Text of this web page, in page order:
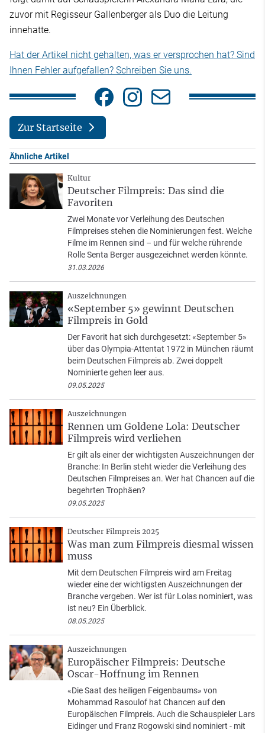
zuvor mit Regisseur Gallenberger als Duo die Leitung
innehatte.
Hat der Artikel nicht gehalten, was er versprochen hat? Sind
Ihnen Fehler aufgefallen? Schreiben Sie uns.
Zur Startseite
Ähnliche Artikel
Kultur
Deutscher Filmpreis: Das sind die
Favoriten
Zwei Monate vor Verleihung des Deutschen
Filmpreises stehen die Nominierungen fest. Welche
Filme im Rennen sind – und für welche rührende
Rolle Senta Berger ausgezeichnet werden könnte.
31.03.2026
Auszeichnungen
«September 5» gewinnt Deutschen
Filmpreis in Gold
Der Favorit hat sich durchgesetzt: «September 5»
über das Olympia-Attentat 1972 in München räumt
beim Deutschen Filmpreis ab. Zwei doppelt
Nominierte gehen leer aus.
09.05.2025
Auszeichnungen
Rennen um Goldene Lola: Deutscher
Filmpreis wird verliehen
Er gilt als einer der wichtigsten Auszeichnungen der
Branche: In Berlin steht wieder die Verleihung des
Deutschen Filmpreises an. Wer hat Chancen auf die
begehrten Trophäen?
09.05.2025
Deutscher Filmpreis 2025
Was man zum Filmpreis diesmal wissen
muss
Mit dem Deutschen Filmpreis wird am Freitag
wieder eine der wichtigsten Auszeichnungen der
Branche vergeben. Wer ist für Lolas nominiert, was
ist neu? Ein Überblick.
08.05.2025
Auszeichnungen
Europäischer Filmpreis: Deutsche
Oscar-Hoffnung im Rennen
«Die Saat des heiligen Feigenbaums» von
Mohammad Rasoulof hat Chancen auf den
Europäischen Filmpreis. Auch die Schauspieler Lars
Eidinger und Franz Rogowski sind nominiert - mit